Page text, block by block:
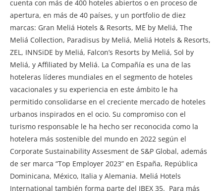
cuenta con más de 400 hoteles abiertos o en proceso de
apertura, en más de 40 países, y un portfolio de diez
marcas: Gran Meliá Hotels & Resorts, ME by Meliá, The
Meliá Collection, Paradisus by Meliá, Meliá Hotels & Resorts,
ZEL, INNSiDE by Meliá, Falcon’s Resorts by Meliá, Sol by
Meliá, y Affiliated by Meliá. La Compañía es una de las
hoteleras líderes mundiales en el segmento de hoteles
vacacionales y su experiencia en este ámbito le ha
permitido consolidarse en el creciente mercado de hoteles
urbanos inspirados en el ocio. Su compromiso con el
turismo responsable le ha hecho ser reconocida como la
hotelera más sostenible del mundo en 2022 según el
Corporate Sustainability Assesment de S&P Global, además
de ser marca “Top Employer 2023” en España, República
Dominicana, México, Italia y Alemania. Meliá Hotels
International también forma parte del IBEX 35. Para más